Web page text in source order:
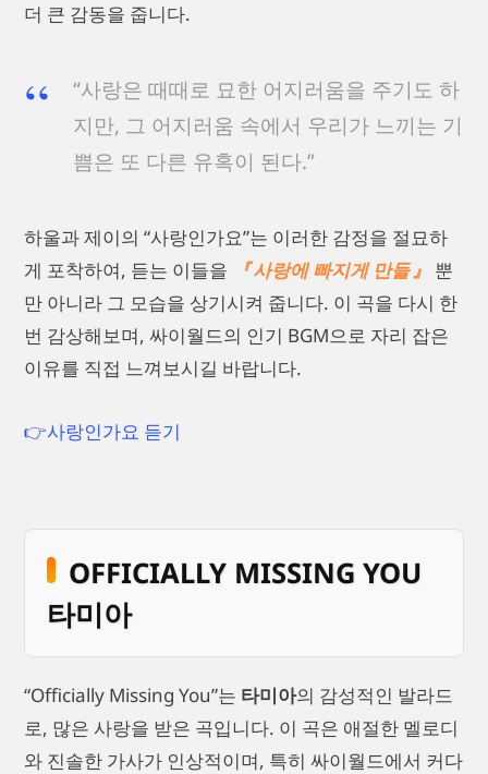
더 큰 감동을 줍니다.
“사랑은 때때로 묘한 어지러움을 주기도 하
지만, 그 어지러움 속에서 우리가 느끼는 기
쁨은 또 다른 유혹이 된다.”
하울과 제이의 “사랑인가요”는 이러한 감정을 절묘하
게 포착하여, 듣는 이들을
사랑에 빠지게 만들
뿐
만 아니라 그 모습을 상기시켜 줍니다. 이 곡을 다시 한
번 감상해보며, 싸이월드의 인기 BGM으로 자리 잡은
이유를 직접 느껴보시길 바랍니다.
👉사랑인가요 듣기
OFFICIALLY MISSING YOU
타미아
“Officially Missing You”는 타미아의 감성적인 발라드
로, 많은 사랑을 받은 곡입니다. 이 곡은 애절한 멜로디
와 진솔한 가사가 인상적이며, 특히 싸이월드에서 커다